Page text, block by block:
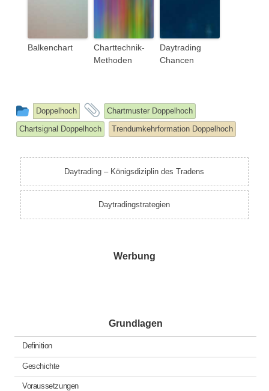
Balkenchart
Charttechnik-
Methoden
Daytrading
Chancen
This
entry
was
posted
Doppelhoch
and
tagged
Chartmuster Doppelhoch
Chartsignal Doppelhoch
Trendumkehrformation Doppelhoch
Daytrading – Königsdiziplin des Tradens
Daytradingstrategien
Werbung
Grundlagen
Definition
Geschichte
Voraussetzungen